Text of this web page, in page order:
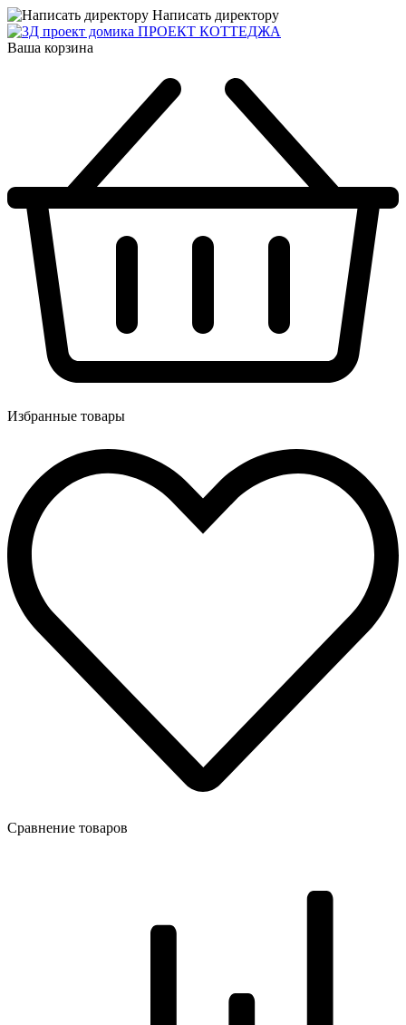
Написать директору
ПРОЕКТ КОТТЕДЖА
Ваша корзина
Избранные товары
Сравнение товаров